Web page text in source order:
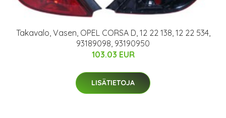
Takavalo, Vasen, OPEL CORSA D, 12 22 138, 12 22 534,
93189098, 93190950
103.03 EUR
LISÄTIETOJA